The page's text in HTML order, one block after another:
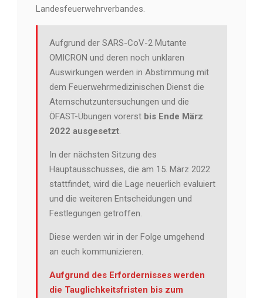
Landesfeuerwehrverbandes.
Aufgrund der SARS-CoV-2 Mutante
OMICRON und deren noch unklaren
Auswirkungen werden in Abstimmung mit
dem Feuerwehrmedizinischen Dienst die
Atemschutzuntersuchungen und die
ÖFAST-Übungen vorerst bis Ende März
2022 ausgesetzt
In der nächsten Sitzung des
Hauptausschusses, die am 15. März 2022
stattfindet, wird die Lage neuerlich evaluiert
und die weiteren Entscheidungen und
Festlegungen getroffen.
Diese werden wir in der Folge umgehend
an euch kommunizieren.
Aufgrund des Erfordernisses werden
die Tauglichkeitsfristen bis zum